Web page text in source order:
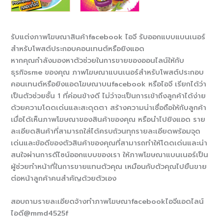
รับแต่งภาพโฆษณาสินค้าfacebook ไอจี รับออกแบบแบนเนอร์
สำหรับโพสต์ประกอบคอนเทนต์หรือยิงแอด
หากคุณกำลังมองหาตัวช่วยในการขายของออนไลน์ให้กับ
ธุรกิจsme ของคุณ ภาพโฆษณาแบนเนอร์สำหรับโพสต์ประกอบ
คอนเทนต์หรือยิงแอดโฆษณาบนfacebook หรือไอจี เรียกได้ว่า
เป็นตัวช่วยชั้น 1 ที่ค่อนข้างดี ไม่ว่าจะเป็นการเข้าถึงลูกค้าได้ง่าย
ด้วยความโดดเด่นและสะดุดตา สร้างความน่าเชื่อถือให้กับลูกค้า
เมื่อได้เห็นภาพโฆษณาของสินค้าของคุณ หรือนำไปยิงแอด ราย
ละเอียดสินค้าที่สามารถใส่ได้ครบถ้วนทุกรายละเอียดพร้อมจุด
เด่นและข้อดีของตัวสินค้าของคุณที่สามารถทำให้โดดเด่นและน่า
สนใจผ่านการดีไซน์ออกแบบของเรา ให้ภาพโฆษณาแบนเนอร์เป็น
ผู้ช่วยทำหน้าที่ในการขายแทนตัวคุณ เหมือนกับตัวคุณไปยืนขาย
ต่อหน้าลูกค้าคนสำคัญด้วยตัวเอง
สอบถามรายละเอียดจ้างทำภาพโฆษณาfacebookไอจีแอดไลน์
ไอดี@mmd4525f